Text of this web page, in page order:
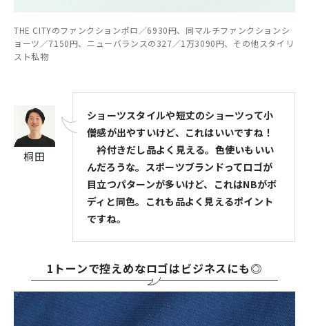
THE CITYのファンクションポロ／6930円、同マルチファンクションシ
ョーツ／7150円、ニューバランスの327／1万3090円、その他スタイリ
スト私物
桐田
ショーツスタイルや短丈のショーツって小
僧感が出やすいけど、これはいいですね！
衿付きだし品よく見える。色使いもいい
んだろうな。スポーツブランドってロゴが
目立つパターンが多いけど、これはNBがボ
ディと同色。これも品よく見えるポイント
ですね。
1トーンで控えめなロゴはビジネスにも◎